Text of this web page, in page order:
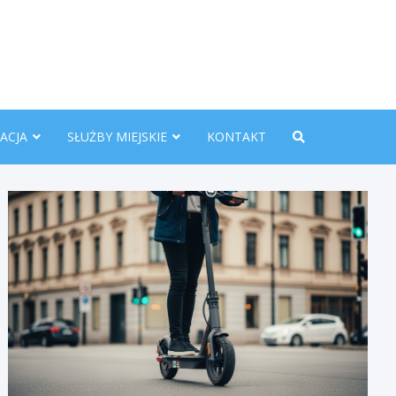
SŁUŻBY MIEJSKIE KONTAKT